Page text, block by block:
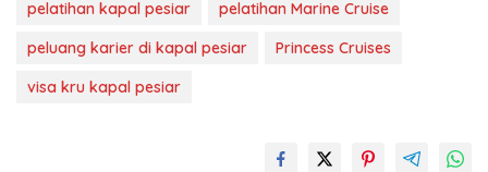
pelatihan kapal pesiar
pelatihan Marine Cruise
peluang karier di kapal pesiar
Princess Cruises
visa kru kapal pesiar